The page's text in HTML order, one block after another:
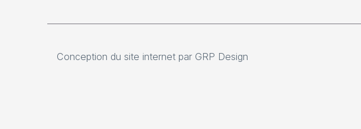
Conception du site internet par GRP Design